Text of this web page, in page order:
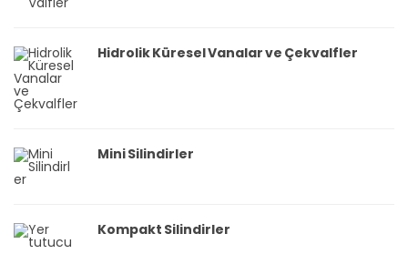
Hidrolik Küresel Vanalar ve Çekvalfler
Mini Silindirler
Kompakt Silindirler